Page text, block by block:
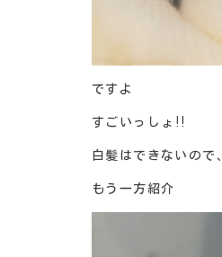
ですよ
すごいっしょ‼️
白髪はできないの
もう一方紹介